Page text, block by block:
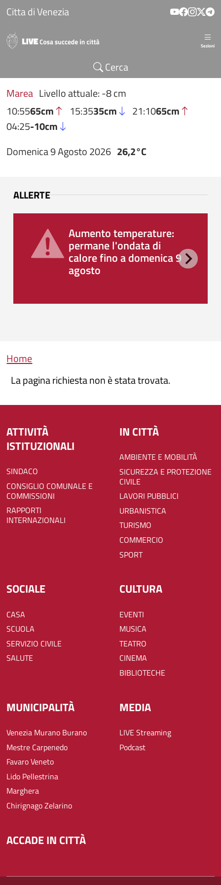
Salta al contenuto principale
Citta di Venezia
Sezioni
Cerca
Marea Livello attuale: -8 cm
10:5565cm 15:3535cm 21:1065cm
04:25-10cm
Domenica 9 Agosto 2026 26,2°C
ALLERTE
Aumento temperature:
permane l'ondata di
calore fino a domenica 9
agosto
Briciole di pane
Home
La pagina richiesta non è stata trovata.
ATTIVITÀ
ISTITUZIONALI
SINDACO
CONSIGLIO COMUNALE E
COMMISSIONI
RAPPORTI
INTERNAZIONALI
IN CITTÀ
AMBIENTE E MOBILITÀ
SICUREZZA E PROTEZIONE
CIVILE
LAVORI PUBBLICI
URBANISTICA
TURISMO
COMMERCIO
SPORT
SOCIALE
CASA
SCUOLA
SERVIZIO CIVILE
SALUTE
CULTURA
EVENTI
MUSICA
TEATRO
CINEMA
BIBLIOTECHE
MUNICIPALITÀ
Venezia Murano Burano
Mestre Carpenedo
Favaro Veneto
Lido Pellestrina
Marghera
Chirignago Zelarino
MEDIA
LIVE Streaming
Podcast
ACCADE IN CITTÀ